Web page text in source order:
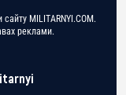
сайту MILITARNYI.COM.
реклами.